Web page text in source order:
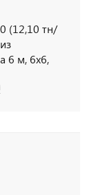
(12,10 тн/
6 м, 6х6,